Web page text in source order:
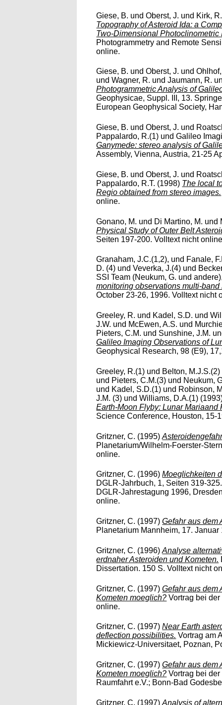
Giese, B. undOberst, J. und Kirk,
Topography of Asteroid Ida: a
Two-Dimensional Photoclinometric
Photogrammetry and Remote
online.
Giese, B. undOberst, J. und
undWagner, R. undJaumann, R.
Photogrammetric Analysis of
Geophysicae, Suppl. III, 13.
European Geophysical Society,
Giese, B. undOberst, J. und
Pappalardo, R.(1) undGalileo
Ganymede: stereo analysis of
Assembly, Vienna, Austria, 21-25
Giese, B. undOberst, J. und
Pappalardo, R.T. (1998) The local
Regio obtained from stereo images.
online.
Gonano, M. und Di Martino, M. und
Physical Study of Outer Belt
Seiten 197-200. Volltext nicht
Granaham, J.C.(1,2), und Fanale,
D. (4) undVeverka, J.(4) und
SSI Team (Neukum, G. und
monitoring observations multi-band
October 23-26, 1996. Volltext nicht
Greeley, R. und Kadel, S.D. und
J.W. und McEwen, A.S. und
Pieters, C.M. und Sunshine, J.M.
Galileo Imaging Observations of
Geophysical Research, 98 (E9),
Greeley, R.(1) und Belton, M.J.S.(2)
und Pieters, C.M.(3) und Neukum,
und Kadel, S.D.(1) und Robinson,
J.M. (3) undWilliams, D.A.(1)
Earth-Moon Flyby: Lunar Mariaand
Science Conference, Houston, 15-
Gritzner, C. (1995)
Planetarium/Wilhelm-Foerster-
online.
Gritzner, C. (1996)Moeglichkeiten
DGLR-Jahrbuch, 1, Seiten 319-
DGLR-Jahrestagung 1996,
online.
Gritzner, C. (1997)Gefahr aus dem
Planetarium Mannheim, 17.
Gritzner, C. (1996)Analyse
erdnaher Asteroiden und Kometen.
Dissertation. 150 S. Volltext nicht
Gritzner, C. (1997)Gefahr aus dem
Kometen moeglich? Vortrag bei
online.
Gritzner, C. (1997)Near Earth
deflection possibilities. Vortrag am
Mickiewicz-Universitaet, Poznan,
Gritzner, C. (1997)Gefahr aus dem
Kometen moeglich? Vortrag bei
Raumfahrt e.V.; Bonn-Bad
Gritzner, C. (1997)Analysis of